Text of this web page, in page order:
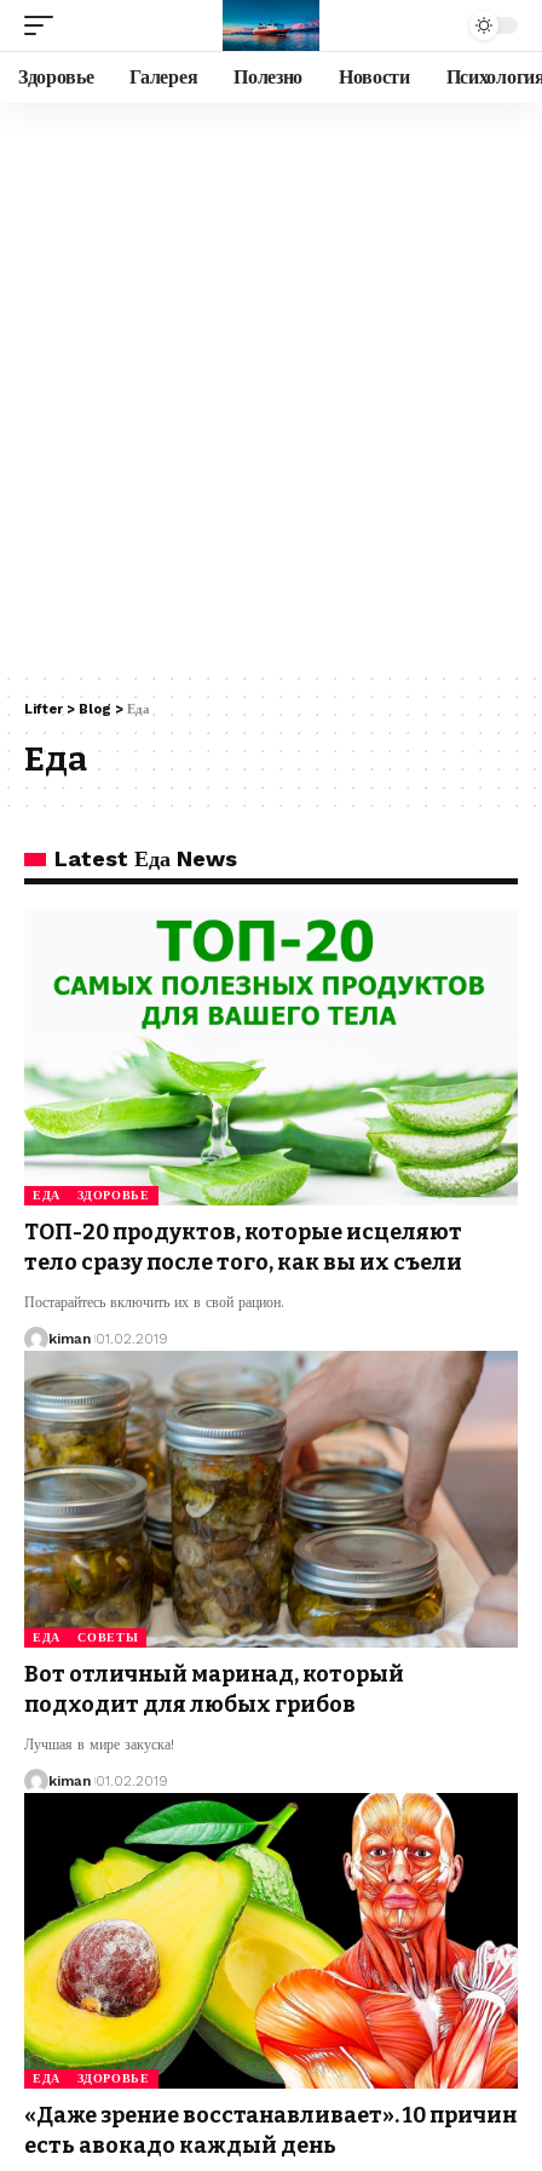
Здоровье Галерея Полезно Новости
Lifter > Blog > Еда
Еда
Latest Еда News
ЕДА ЗДОРОВЬЕ
ТОП-20 продуктов, которые исцеляют
тело сразу после того, как вы их съели
Постарайтесь включить их в свой рацион.
kiman 01.02.2019
ЕДА СОВЕТЫ
Вот отличный маринад, который
подходит для любых грибов
Лучшая в мире закуска!
kiman 01.02.2019
ЕДА ЗДОРОВЬЕ
«Даже зрение восстанавливает». 10 причин
есть авокадо каждый день